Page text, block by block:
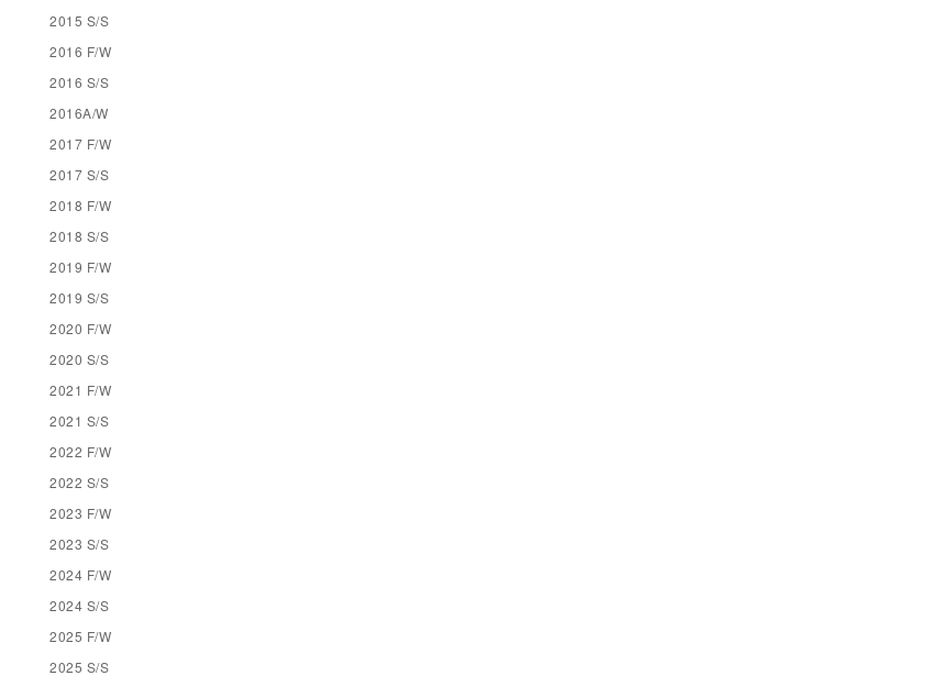
2015 S/S
2016 F/W
2016 S/S
2016A/W
2017 F/W
2017 S/S
2018 F/W
2018 S/S
2019 F/W
2019 S/S
2020 F/W
2020 S/S
2021 F/W
2021 S/S
2022 F/W
2022 S/S
2023 F/W
2023 S/S
2024 F/W
2024 S/S
2025 F/W
2025 S/S